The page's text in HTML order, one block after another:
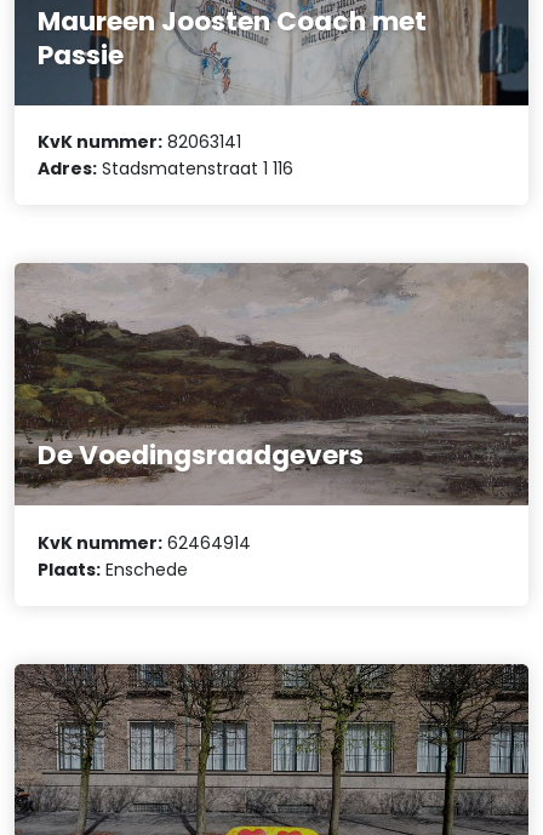
Maureen Joosten Coach met
Passie
KvK nummer: 82063141
Adres: Stadsmatenstraat 1 116
De Voedingsraadgevers
KvK nummer: 62464914
Plaats: Enschede